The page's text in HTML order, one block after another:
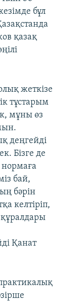
бұл
қазақ
жеткізе
тұстарым
мұны өз
деңгейді
Бізге де
бай,
бәрін
келтіріп,
Қанат